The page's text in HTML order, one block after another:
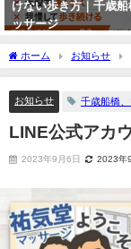
続けてきた私が伝えた
2025年12月21日
ホーム お知らせ
お知らせ 千歳船橋
LINE公式アカ
2023年9月6日 2023年